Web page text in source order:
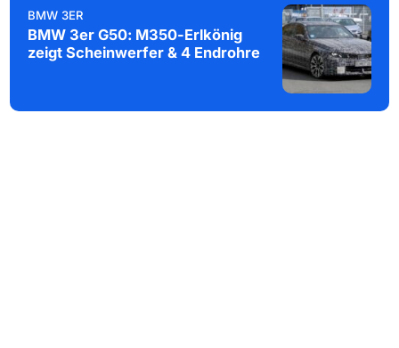
BMW 3ER
BMW 3er G50: M350-Erlkönig
zeigt Scheinwerfer & 4 Endrohre